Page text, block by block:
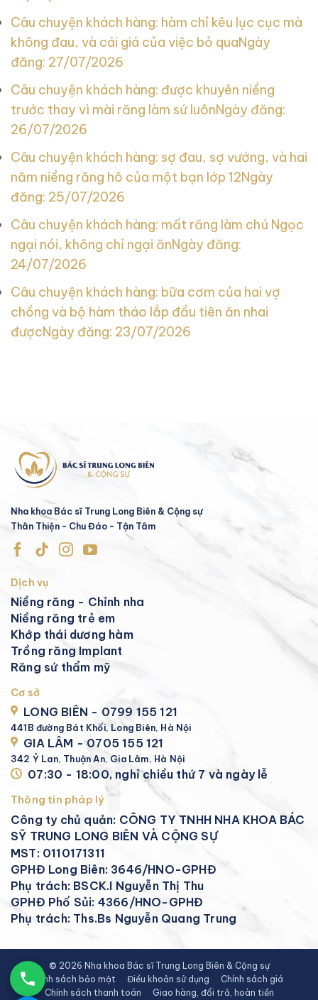
Câu chuyện khách hàng: hàm chỉ kêu lục cục mà
không đau, và cái giá của việc bỏ quaNgày
đăng: 27/07/2026
Câu chuyện khách hàng: được khuyên niềng
trước thay vì mài răng làm sứ luônNgày đăng:
26/07/2026
Câu chuyện khách hàng: sợ đau, sợ vướng, và hai
năm niềng răng hô của một bạn lớp 12Ngày
đăng: 25/07/2026
Câu chuyện khách hàng: mất răng làm chú Ngọc
ngại nói, không chỉ ngại ănNgày đăng:
24/07/2026
Câu chuyện khách hàng: bữa cơm của hai vợ
chồng và bộ hàm tháo lắp đầu tiên ăn nhai
đượcNgày đăng: 23/07/2026
Nha khoa Bác sĩ Trung Long Biên & Cộng sự
Thân Thiện - Chu Đáo - Tận Tâm
Dịch vụ
Niềng răng - Chỉnh nha
Niềng răng trẻ em
Khớp thái dương hàm
Trồng răng Implant
Răng sứ thẩm mỹ
Cơ sở
LONG BIÊN - 0799 155 121
441B đường Bát Khối, Long Biên, Hà Nội
GIA LÂM - 0705 155 121
342 Ỷ Lan, Thuận An, Gia Lâm, Hà Nội
07:30 - 18:00, nghỉ chiều thứ 7 và ngày lễ
Thông tin pháp lý
Công ty chủ quản: CÔNG TY TNHH NHA KHOA BÁC
SỸ TRUNG LONG BIÊN VÀ CỘNG SỰ
MST: 0110171311
GPHĐ Long Biên: 3646/HNO-GPHĐ
Phụ trách: BSCK.I Nguyễn Thị Thu
GPHĐ Phố Sủi: 4366/HNO-GPHĐ
Phụ trách: Ths.Bs Nguyễn Quang Trung
© 2026 Nha khoa Bác sĩ Trung Long Biên & Cộng sự
Chính sách bảo mật
Điều khoản sử dụng
Chính sách giá
Chính sách thanh toán
Giao hàng, đổi trả, hoàn tiền